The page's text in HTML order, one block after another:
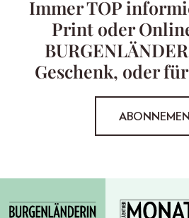
Immer TOP
Print oder
Geschenk, oder